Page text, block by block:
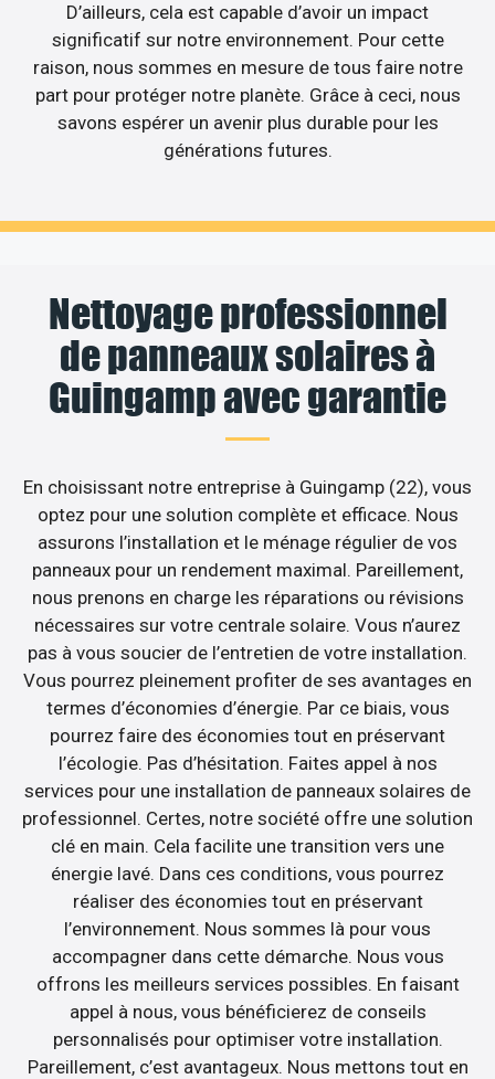
D’ailleurs, cela est capable d’avoir un impact
significatif sur notre environnement. Pour cette
raison, nous sommes en mesure de tous faire notre
part pour protéger notre planète. Grâce à ceci, nous
savons espérer un avenir plus durable pour les
générations futures.
Nettoyage professionnel
de panneaux solaires à
Guingamp avec garantie
En choisissant notre entreprise à Guingamp (22), vous
optez pour une solution complète et efficace. Nous
assurons l’installation et le ménage régulier de vos
panneaux pour un rendement maximal. Pareillement,
nous prenons en charge les réparations ou révisions
nécessaires sur votre centrale solaire. Vous n’aurez
pas à vous soucier de l’entretien de votre installation.
Vous pourrez pleinement profiter de ses avantages en
termes d’économies d’énergie. Par ce biais, vous
pourrez faire des économies tout en préservant
l’écologie. Pas d’hésitation. Faites appel à nos
services pour une installation de panneaux solaires de
professionnel. Certes, notre société offre une solution
clé en main. Cela facilite une transition vers une
énergie lavé. Dans ces conditions, vous pourrez
réaliser des économies tout en préservant
l’environnement. Nous sommes là pour vous
accompagner dans cette démarche. Nous vous
offrons les meilleurs services possibles. En faisant
appel à nous, vous bénéficierez de conseils
personnalisés pour optimiser votre installation.
Pareillement, c’est avantageux. Nous mettons tout en